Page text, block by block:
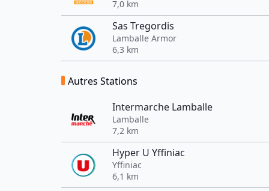
7,0 km
Sas Tregordis
Lamballe Armor
6,3 km
Autres Stations
Intermarche Lamballe
Lamballe
7,2 km
Hyper U Yffiniac
Yffiniac
6,1 km